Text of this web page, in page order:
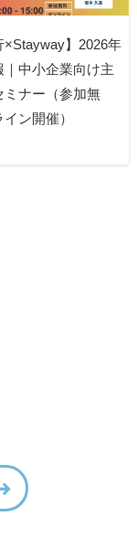
×Stayway】2026年
｜中小企業向け主
ミナー（参加無
ン開催）